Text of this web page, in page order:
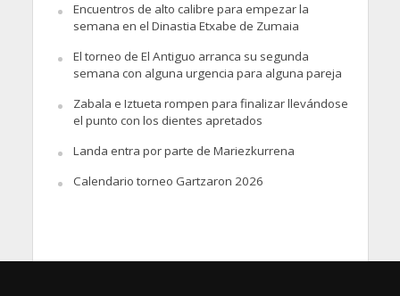
Encuentros de alto calibre para empezar la
semana en el Dinastia Etxabe de Zumaia
El torneo de El Antiguo arranca su segunda
semana con alguna urgencia para alguna pareja
Zabala e Iztueta rompen para finalizar llevándose
el punto con los dientes apretados
Landa entra por parte de Mariezkurrena
Calendario torneo Gartzaron 2026